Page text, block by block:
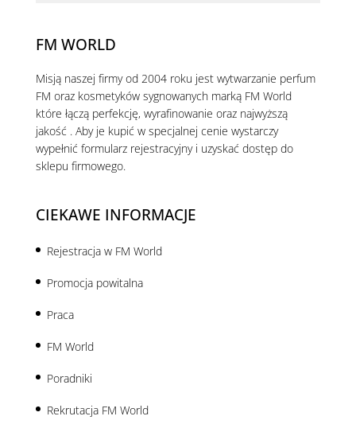
FM WORLD
Misją naszej firmy od 2004 roku jest wytwarzanie perfum
FM oraz kosmetyków sygnowanych marką FM World
które łączą perfekcję, wyrafinowanie oraz najwyższą
jakość . Aby je kupić w specjalnej cenie wystarczy
wypełnić formularz rejestracyjny i uzyskać dostęp do
sklepu firmowego.
CIEKAWE INFORMACJE
Rejestracja w FM World
Promocja powitalna
Praca
FM World
Poradniki
Rekrutacja FM World